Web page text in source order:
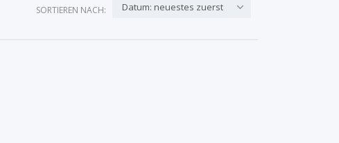
SORTIEREN NACH: Datum: neuestes zuerst